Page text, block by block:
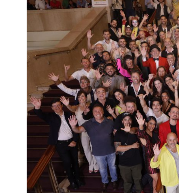
Interés
General
Ciudad
Deportes
Espectáculos
Policiales
Cartelera
Familia